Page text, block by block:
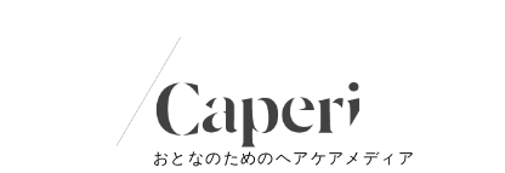
おとなのためのヘアケアメディア